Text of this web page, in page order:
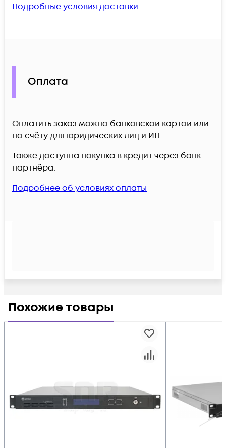
Подробные условия доставки
Оплата
Оплатить заказ можно банковской картой или
по счёту для юридических лиц и ИП.
Также доступна покупка в кредит через банк-
партнёра.
Подробнее об условиях оплаты
Похожие товары